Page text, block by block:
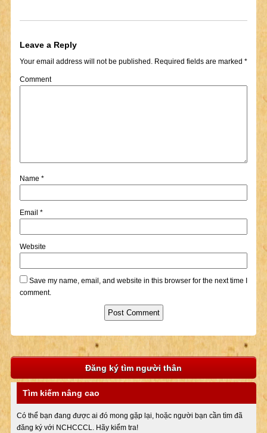
Leave a Reply
Your email address will not be published. Required fields are marked *
Comment
Name *
Email *
Website
Save my name, email, and website in this browser for the next time I
comment.
Đăng ký tìm người thân
Tìm kiếm nâng cao
Có thể bạn đang được ai đó mong gặp lại, hoặc người bạn cần tìm đã
đăng ký với NCHCCCL. Hãy kiểm tra!